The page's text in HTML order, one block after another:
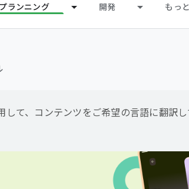
ランニング 開発 もっ
て、コンテンツをご希望の言語に翻訳